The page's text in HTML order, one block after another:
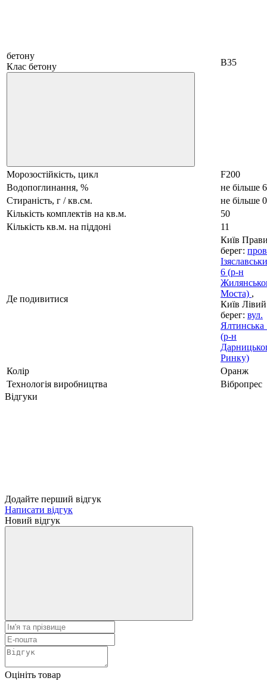
бетону
Клас бетону
B35
Морозостійкість, цикл
F200
Водопоглинання, %
не більше 6
Стираність, г / кв.см.
не більше
Кількість комплектів на кв.м.
50
Кількість кв.м. на піддоні
11
Де подивитися
Київ
берег:
6 (р-н
Моста) ,
Київ Лівий
берег: вул.
Ялтинська
(р-н
Ринку)
Колір
Оранж
Технологія виробництва
Вібропрес
Відгуки
Додайте перший відгук
Написати відгук
Новий відгук
Оцініть товар